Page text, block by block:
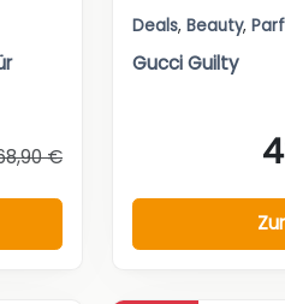
€
Deals, Beauty,
Gucci Guilty